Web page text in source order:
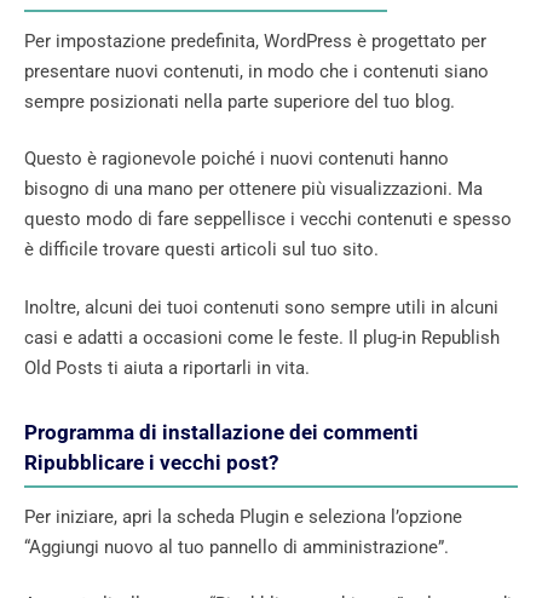
Per impostazione predefinita, WordPress è progettato per
presentare nuovi contenuti, in modo che i contenuti siano
sempre posizionati nella parte superiore del tuo blog.
Questo è ragionevole poiché i nuovi contenuti hanno
bisogno di una mano per ottenere più visualizzazioni. Ma
questo modo di fare seppellisce i vecchi contenuti e spesso
è difficile trovare questi articoli sul tuo sito.
Inoltre, alcuni dei tuoi contenuti sono sempre utili in alcuni
casi e adatti a occasioni come le feste. Il plug-in Republish
Old Posts ti aiuta a riportarli in vita.
Programma di installazione dei commenti
Ripubblicare i vecchi post?
Per iniziare, apri la scheda Plugin e seleziona l’opzione
“Aggiungi nuovo al tuo pannello di amministrazione”.